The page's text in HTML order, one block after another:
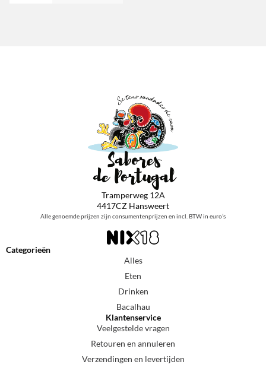
Tramperweg 12A
4417CZ Hansweert
Alle genoemde prijzen zijn consumentenprijzen en incl. BTW in euro’s
Categorieën
Alles
Eten
Drinken
Bacalhau
Klantenservice
Veelgestelde vragen
Retouren en annuleren
Verzendingen en levertijden